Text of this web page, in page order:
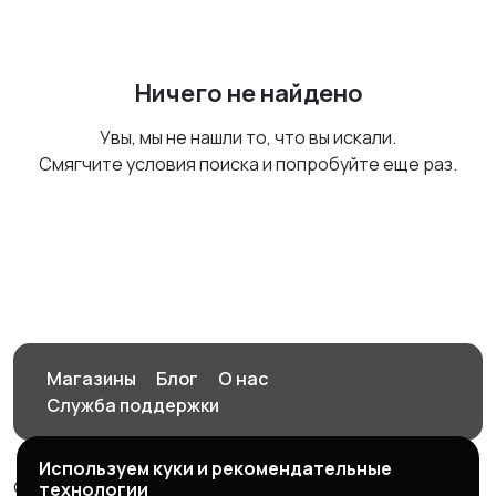
Ничего не найдено
Увы, мы не нашли то, что вы искали.
Смягчите условия поиска и попробуйте еще раз.
Магазины Блог
О нас
Служба поддержки
© 2026 Орен-АЙ - Авто | Недвижимость | Работа |
Используем куки и рекомендательные
технологии